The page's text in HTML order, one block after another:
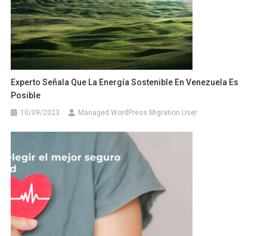
Experto Señala Que La Energía Sostenible En Venezuela Es
Posible
10/09/2023 Managed WordPress Migration User